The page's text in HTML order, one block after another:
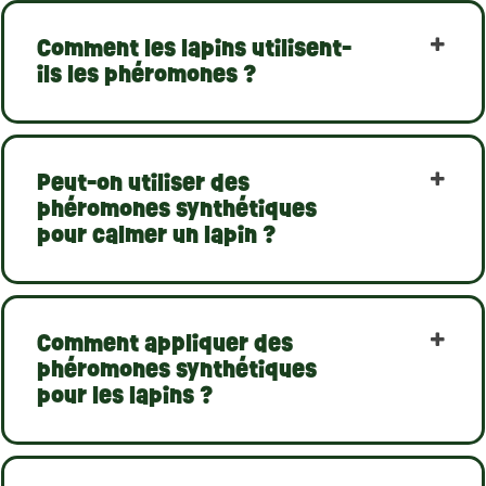
grande diferença na gestão do bem-estar
emocional do seu animal de estimação.
Comment les lapins utilisent-
ils les phéromones ?
Peut-on utiliser des
phéromones synthétiques
pour calmer un lapin ?
Comment appliquer des
phéromones synthétiques
pour les lapins ?